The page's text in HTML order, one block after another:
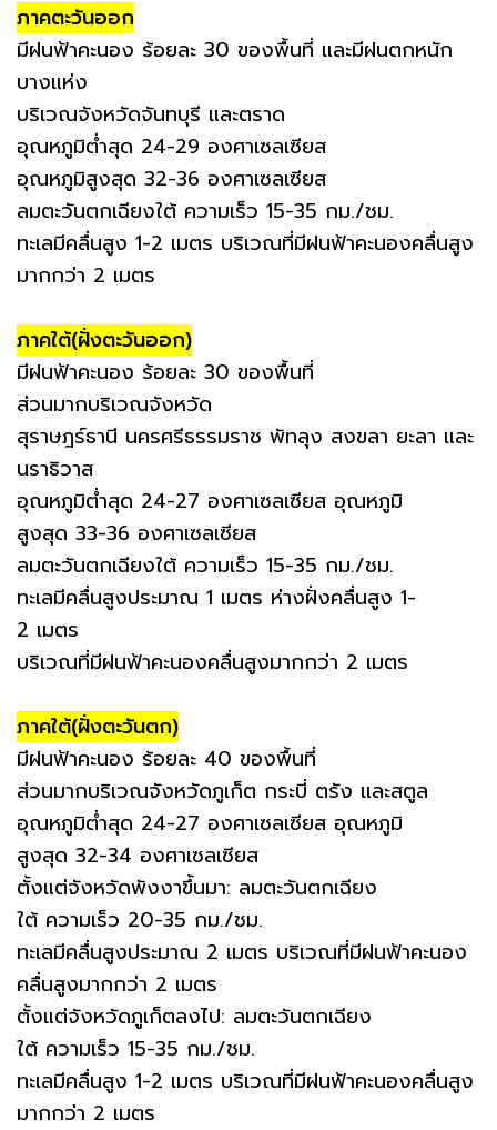
ภาคตะวันออก
มีฝนฟ้าคะนอง ร้อยละ 30 ของพื้นที่ และมีฝนตกหนัก
บางแห่ง
บริเวณจังหวัดจันทบุรี และตราด
อุณหภูมิต่ำสุด 24-29 องศาเซลเซียส
อุณหภูมิสูงสุด 32-36 องศาเซลเซียส
ลมตะวันตกเฉียงใต้ ความเร็ว 15-35 กม./ชม.
ทะเลมีคลื่นสูง 1-2 เมตร บริเวณที่มีฝนฟ้าคะนองคลื่นสูง
มากกว่า 2 เมตร
ภาคใต้(ฝั่งตะวันออก)
มีฝนฟ้าคะนอง ร้อยละ 30 ของพื้นที่
ส่วนมากบริเวณจังหวัด
สุราษฎร์ธานี นครศรีธรรมราช พัทลุง สงขลา ยะลา และ
นราธิวาส
อุณหภูมิต่ำสุด 24-27 องศาเซลเซียส อุณหภูมิ
สูงสุด 33-36 องศาเซลเซียส
ลมตะวันตกเฉียงใต้ ความเร็ว 15-35 กม./ชม.
ทะเลมีคลื่นสูงประมาณ 1 เมตร ห่างฝั่งคลื่นสูง 1-
2 เมตร
บริเวณที่มีฝนฟ้าคะนองคลื่นสูงมากกว่า 2 เมตร
ภาคใต้(ฝั่งตะวันตก)
มีฝนฟ้าคะนอง ร้อยละ 40 ของพื้นที่
ส่วนมากบริเวณจังหวัดภูเก็ต กระบี่ ตรัง และสตูล
อุณหภูมิต่ำสุด 24-27 องศาเซลเซียส อุณหภูมิ
สูงสุด 32-34 องศาเซลเซียส
ตั้งแต่จังหวัดพังงาขึ้นมา: ลมตะวันตกเฉียง
ใต้ ความเร็ว 20-35 กม./ชม.
ทะเลมีคลื่นสูงประมาณ 2 เมตร บริเวณที่มีฝนฟ้าคะนอง
คลื่นสูงมากกว่า 2 เมตร
ตั้งแต่จังหวัดภูเก็ตลงไป: ลมตะวันตกเฉียง
ใต้ ความเร็ว 15-35 กม./ชม.
ทะเลมีคลื่นสูง 1-2 เมตร บริเวณที่มีฝนฟ้าคะนองคลื่นสูง
มากกว่า 2 เมตร